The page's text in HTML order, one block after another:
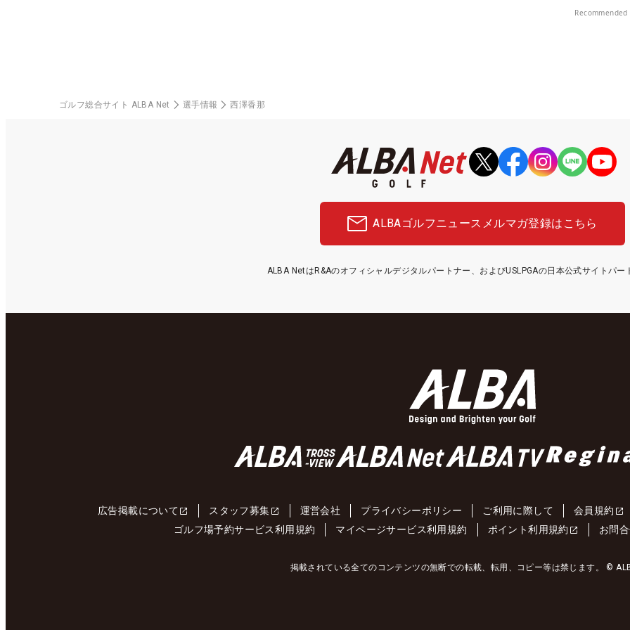
Recommended
ゴルフ総合サイト ALBA Net 選手情報 西澤香那
ALBAゴルフニュース メルマガ登録はこちら
ALBA NetはR&Aのオフィシャルデジタルパートナー、およびUSLPGAの日本公式サイトパー
広告掲載について スタッフ募集 運営会社 プライバシーポリシー ご利用に際して 会員規約
ゴルフ場予約サービス利用規約
マイページサービス利用規約 ポイント利用規約 お問
掲載されている全てのコンテンツの無断での転載、転用、コピー等は禁じます。 ©